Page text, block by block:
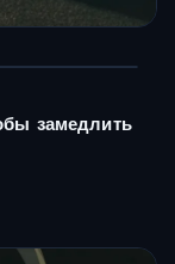
замедлить